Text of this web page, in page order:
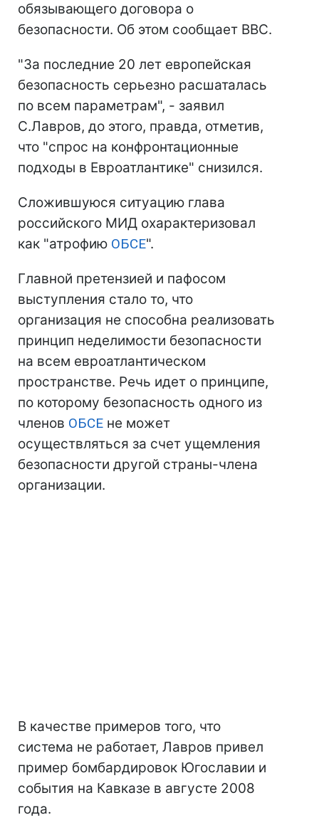
обязывающего договора о
безопасности. Об этом сообщает ВВС.
"За последние 20 лет европейская
безопасность серьезно расшаталась
по всем параметрам", - заявил
С.Лавров, до этого, правда, отметив,
что "спрос на конфронтационные
подходы в Евроатлантике" снизился.
Сложившуюся ситуацию глава
российского МИД охарактеризовал
как "атрофию ОБСЕ".
Главной претензией и пафосом
выступления стало то, что
организация не способна реализовать
принцип неделимости безопасности
на всем евроатлантическом
пространстве. Речь идет о принципе,
по которому безопасность одного из
членов ОБСЕ не может
осуществляться за счет ущемления
безопасности другой страны-члена
организации.
В качестве примеров того, что
система не работает, Лавров привел
пример бомбардировок Югославии и
события на Кавказе в августе 2008
года.